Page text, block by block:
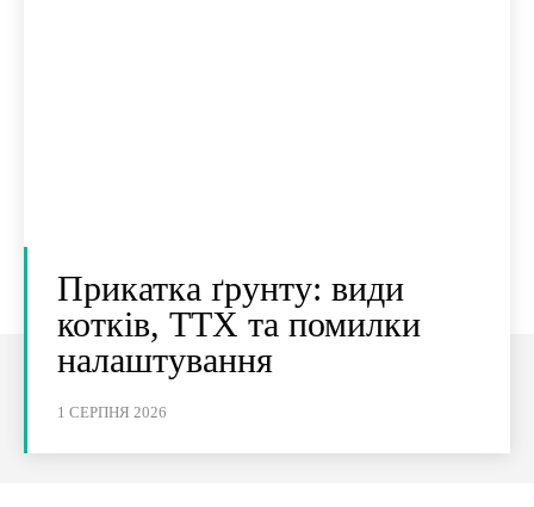
Прикатка ґрунту: види
котків, ТТХ та помилки
налаштування
1 СЕРПНЯ 2026